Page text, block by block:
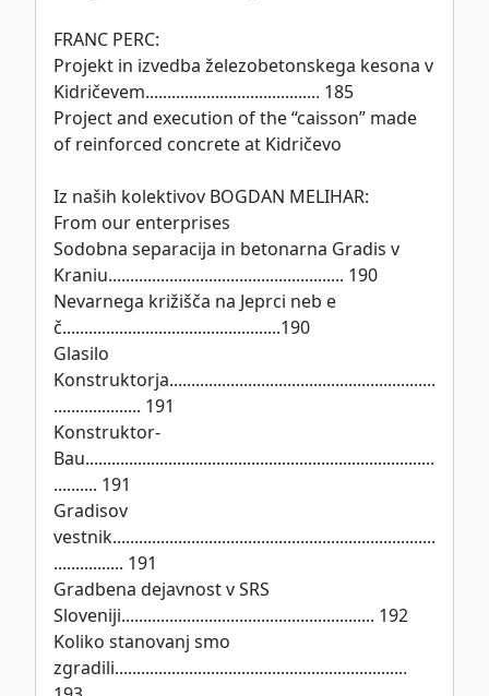
FRANC PERC:
Projekt in izvedba železobetonskega kesona v
Kidričevem........................................ 185
Project and execution of the “caisson” made
of reinforced concrete at Kidričevo
Iz naših kolektivov BOGDAN MELIHAR:
From our enterprises
Sodobna separacija in betonarna Gradis v
Kraniu...................................................... 190
Nevarnega križišča na Jeprci neb e
č..................................................190
Glasilo
Konstruktorja.............................................................
.................... 191
Konstruktor-
Bau................................................................................
.......... 191
Gradisov
vestnik..........................................................................
................ 191
Gradbena dejavnost v SRS
Sloveniji.......................................................... 192
Koliko stanovanj smo
zgradili...................................................................